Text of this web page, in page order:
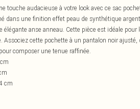
touche audacieuse à votre look avec ce sac
dans une finition effet peau de synthétique
élégante anse anneau. Cette pièce est idéale
Associez cette pochette à un pantalon noir
composer une tenue raffinée.
cm